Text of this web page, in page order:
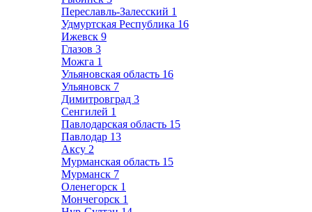
Переславль-Залесский 1
Удмуртская Республика 16
Ижевск 9
Глазов 3
Можга 1
Ульяновская область 16
Ульяновск 7
Димитровград 3
Сенгилей 1
Павлодарская область 15
Павлодар 13
Аксу 2
Мурманская область 15
Мурманск 7
Оленегорск 1
Мончегорск 1